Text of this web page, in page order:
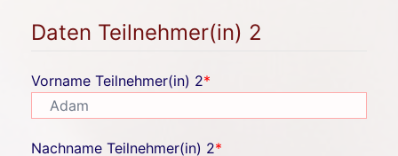
Daten Teilnehmer(in) 2
Vorname Teilnehmer(in) 2*
Nachname Teilnehmer(in) 2*